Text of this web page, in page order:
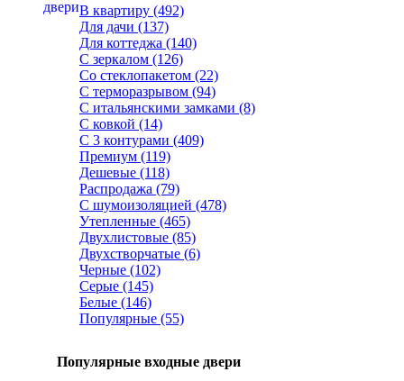
В квартиру (492)
Для дачи (137)
Для коттеджа (140)
С зеркалом (126)
Со стеклопакетом (22)
С терморазрывом (94)
С итальянскими замками (8)
С ковкой (14)
С 3 контурами (409)
Премиум (119)
Дешевые (118)
Распродажа (79)
С шумоизоляцией (478)
Утепленные (465)
Двухлистовые (85)
Двухстворчатые (6)
Черные (102)
Серые (145)
Белые (146)
Популярные (55)
Популярные входные двери